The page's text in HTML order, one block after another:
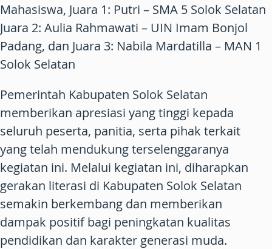
Mahasiswa, Juara 1: Putri – SMA 5 Solok Selatan
Juara 2: Aulia Rahmawati – UIN Imam Bonjol
Padang, dan Juara 3: Nabila Mardatilla – MAN 1
Solok Selatan
Pemerintah Kabupaten Solok Selatan
memberikan apresiasi yang tinggi kepada
seluruh peserta, panitia, serta pihak terkait
yang telah mendukung terselenggaranya
kegiatan ini. Melalui kegiatan ini, diharapkan
gerakan literasi di Kabupaten Solok Selatan
semakin berkembang dan memberikan
dampak positif bagi peningkatan kualitas
pendidikan dan karakter generasi muda.